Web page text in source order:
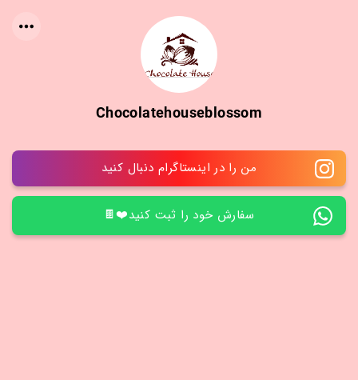
Chocolatehouseblossom
من را در اینستاگرام دنبال کنید
سفارش خود را ثبت کنید❤️🍫